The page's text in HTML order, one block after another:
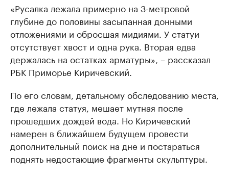
«Русалка лежала примерно на 3-метровой
глубине до половины засыпанная донными
отложениями и обросшая мидиями. У статуи
отсутствует хвост и одна рука. Вторая едва
держалась на остатках арматуры», – рассказал
РБК Приморье Киричевский.
По его словам, детальному обследованию места,
где лежала статуя, мешает мутная после
прошедших дождей вода. Но Киричевский
намерен в ближайшем будущем провести
дополнительный поиск на дне и постараться
поднять недостающие фрагменты скульптуры.